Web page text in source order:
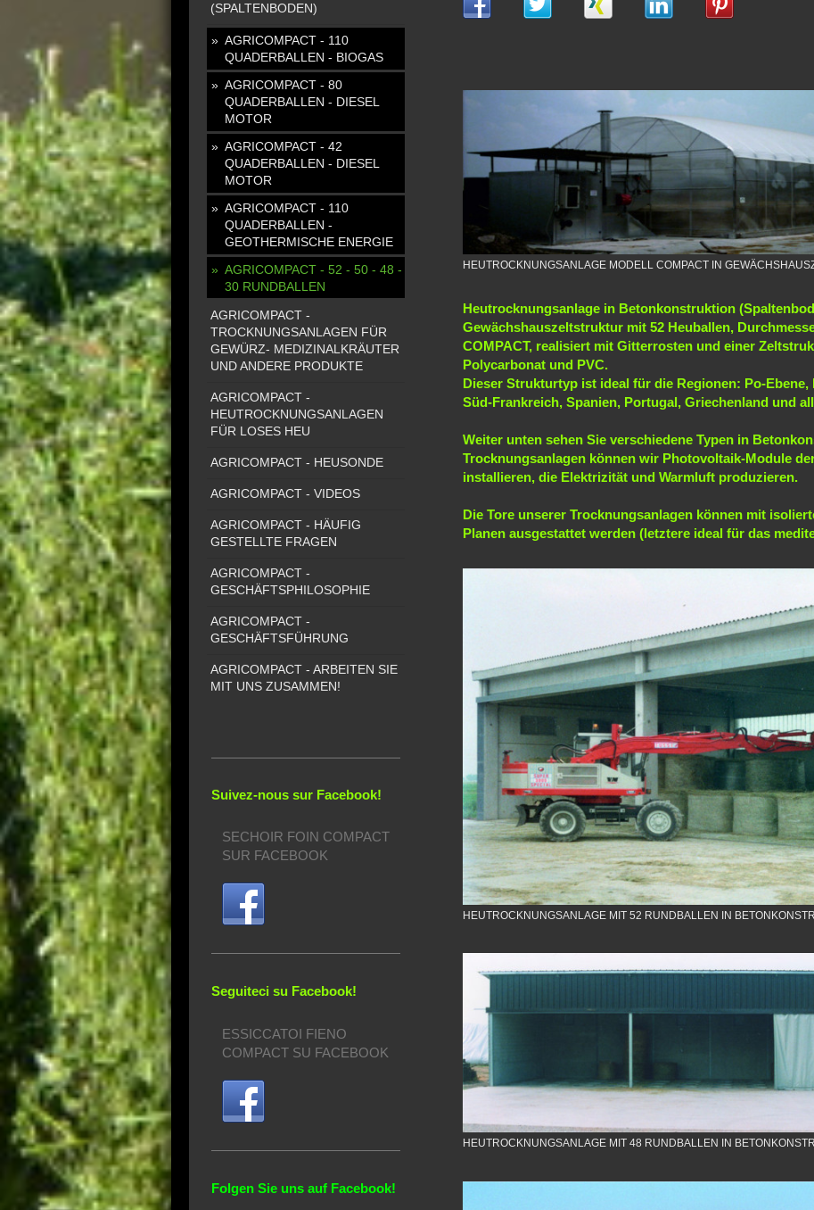
HEUTROCKNUNGSANLAGE MODELL COMPACT IN
Heutrocknungsanlage in Betonkonstruktion
Gewächshauszeltstruktur mit 52 Heuballen,
COMPACT, realisiert mit Gitterrosten und einer
Polycarbonat und PVC.
Dieser Strukturtyp ist ideal für die Regionen: Po-
Süd-Frankreich, Spanien, Portugal, Griechenland und
Weiter unten sehen Sie verschiedene Typen in
Trocknungsanlagen können wir Photovoltaik-Module
installieren, die Elektrizität und Warmluft produzieren.
Die Tore unserer Trocknungsanlagen können mit
Planen ausgestattet werden (letztere ideal für das
HEUTROCKNUNGSANLAGE MIT 52 RUNDBALLEN IN
HEUTROCKNUNGSANLAGE MIT 48 RUNDBALLEN IN
(SPALTENBODEN)
AGRICOMPACT - 110
QUADERBALLEN - BIOGAS
AGRICOMPACT - 80
QUADERBALLEN - DIESEL
MOTOR
AGRICOMPACT - 42
QUADERBALLEN - DIESEL
MOTOR
AGRICOMPACT - 110
QUADERBALLEN -
GEOTHERMISCHE ENERGIE
AGRICOMPACT - 52 - 50 - 48 -
30 RUNDBALLEN
AGRICOMPACT -
TROCKNUNGSANLAGEN FÜR
GEWÜRZ- MEDIZINALKRÄUTER
UND ANDERE PRODUKTE
AGRICOMPACT -
HEUTROCKNUNGSANLAGEN
FÜR LOSES HEU
AGRICOMPACT - HEUSONDE
AGRICOMPACT - VIDEOS
AGRICOMPACT - HÄUFIG
GESTELLTE FRAGEN
AGRICOMPACT -
GESCHÄFTSPHILOSOPHIE
AGRICOMPACT -
GESCHÄFTSFÜHRUNG
AGRICOMPACT - ARBEITEN SIE
MIT UNS ZUSAMMEN!
Suivez-nous sur Facebook!
SECHOIR FOIN COMPACT
SUR FACEBOOK
Seguiteci su Facebook!
ESSICCATOI FIENO
COMPACT SU FACEBOOK
Folgen Sie uns auf Facebook!